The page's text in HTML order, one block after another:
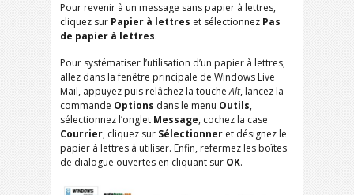
Pour revenir à un message sans papier à lettres,
cliquez sur Papier à lettres et sélectionnez Pas
de papier à lettres.
Pour systématiser l’utilisation d’un papier à lettres,
allez dans la fenêtre principale de Windows Live
Mail, appuyez puis relâchez la toucheAlt, lancez la
commande Options dans le menu Outils,
sélectionnez l’onglet Message, cochez la case
Courrier, cliquez sur Sélectionner et désignez le
papier à lettres à utiliser. Enfin, refermez les boîtes
de dialogue ouvertes en cliquant sur OK.